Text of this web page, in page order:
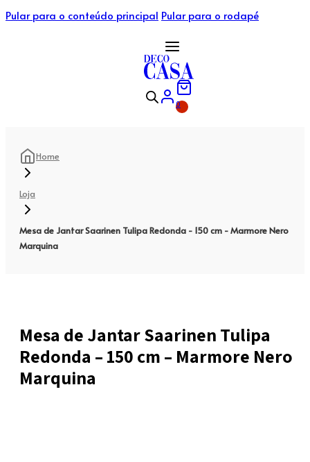
Pular para o conteúdo principal Pular para o rodapé
0
Home
Loja
Mesa de Jantar Saarinen Tulipa Redonda - 150 cm - Marmore Nero
Marquina
Mesa de Jantar Saarinen Tulipa
Redonda – 150 cm – Marmore Nero
Marquina